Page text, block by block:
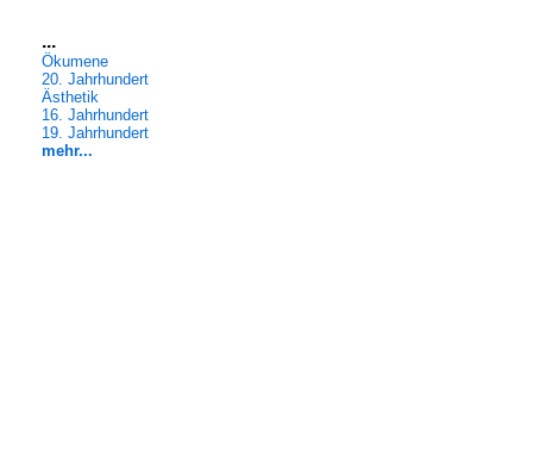
...
Ökumene
20. Jahrhundert
Ästhetik
16. Jahrhundert
19. Jahrhundert
mehr...